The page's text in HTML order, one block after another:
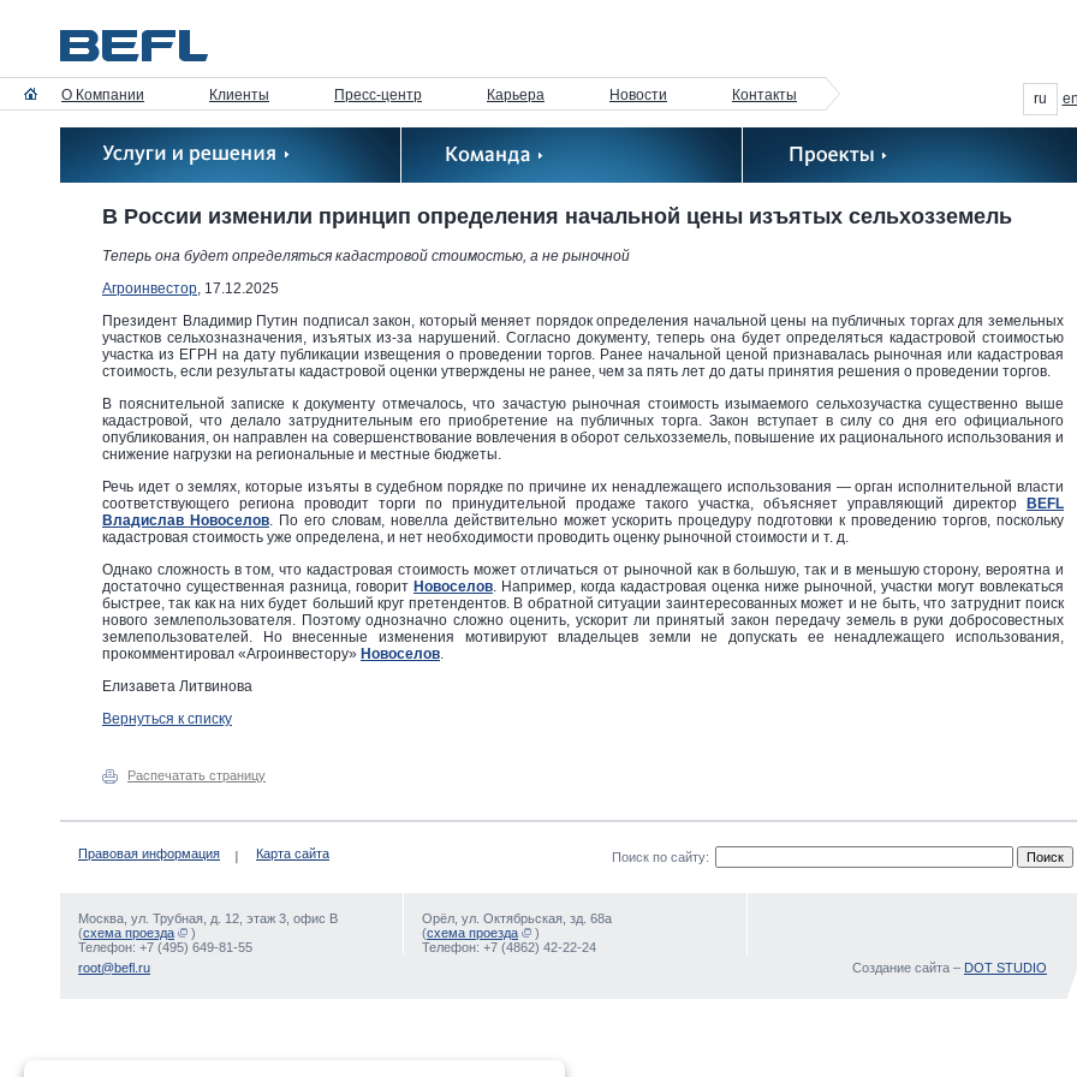
О Компании Клиенты Пресс-центр Карьера Новости Контакты ru
В России изменили принцип определения начальной цены изъятых сельхозземель
Теперь она будет определяться кадастровой стоимостью, а не рыночной
Агроинвестор, 17.12.2025
Президент Владимир Путин подписал закон, который меняет порядок определения начальной цены на публичных торгах для земельных
участков сельхозназначения, изъятых из-за нарушений. Согласно документу, теперь она будет определяться кадастровой стоимостью
участка из ЕГРН на дату публикации извещения о проведении торгов. Ранее начальной ценой признавалась рыночная или кадастровая
стоимость, если результаты кадастровой оценки утверждены не ранее, чем за пять лет до даты принятия решения о проведении торгов.
В пояснительной записке к документу отмечалось, что зачастую рыночная стоимость изымаемого сельхозучастка существенно выше
кадастровой, что делало затруднительным его приобретение на публичных торга. Закон вступает в силу со дня его официального
опубликования, он направлен на совершенствование вовлечения в оборот сельхозземель, повышение их рационального использования и
снижение нагрузки на региональные и местные бюджеты.
Речь идет о землях, которые изъяты в судебном порядке по причине их ненадлежащего использования — орган исполнительной власти
соответствующего региона проводит торги по принудительной продаже такого участка, объясняет управляющий директор
BEFL
Владислав Новоселов. По его словам, новелла действительно может ускорить процедуру подготовки к проведению торгов, поскольку
кадастровая стоимость уже определена, и нет необходимости проводить оценку рыночной стоимости и т. д.
Однако сложность в том, что кадастровая стоимость может отличаться от рыночной как в большую, так и в меньшую сторону, вероятна и
достаточно существенная разница, говорит Новоселов. Например, когда кадастровая оценка ниже рыночной, участки могут вовлекаться
быстрее, так как на них будет больший круг претендентов. В обратной ситуации заинтересованных может и не быть, что затруднит поиск
нового землепользователя. Поэтому однозначно сложно оценить, ускорит ли принятый закон передачу земель в руки добросовестных
землепользователей. Но внесенные изменения мотивируют владельцев земли не допускать ее ненадлежащего использования,
прокомментировал «Агроинвестору» Новоселов.
Елизавета Литвинова
Вернуться к списку
Распечатать страницу
Правовая информация Карта сайта Поиск по сайту:
Москва, ул. Трубная, д. 12, этаж 3, офис В
(схема проезда
)
Телефон: +7 (495) 649-81-55
Орёл, ул. Октябрьская, зд. 68а
(схема проезда
)
Телефон: +7 (4862) 42-22-24
root@befl.ru
Создание сайта – DOT STUDIO